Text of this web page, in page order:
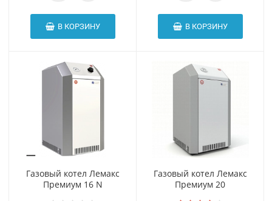
В КОРЗИНУ В КОРЗИНУ
Газовый котел Лемакс
Премиум 16 N
Газовый котел Лемакс
Премиум 20